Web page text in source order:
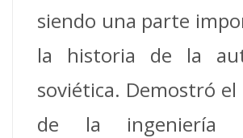
siendo una parte
la historia de la
soviética. Demostró
de la ingeniería